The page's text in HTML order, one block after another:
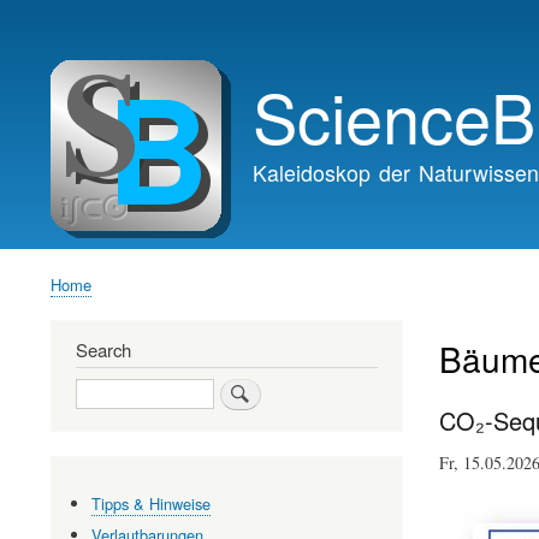
navigation
Kaleidoskop der
Home
CO₂-
Fr,
Search
Search
Tipps & Hinweise
Verlautbarungen